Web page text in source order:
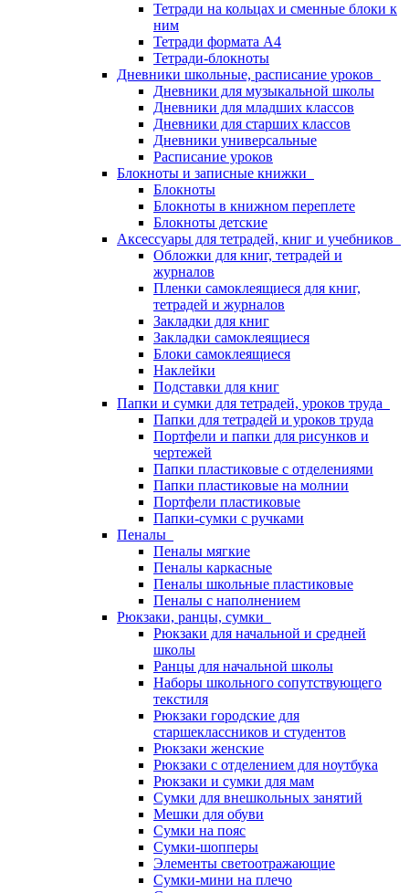
Тетради на кольцах и сменные блоки к
ним
Тетради формата А4
Тетради-блокноты
Дневники школьные, расписание уроков
Дневники для музыкальной школы
Дневники для младших классов
Дневники для старших классов
Дневники универсальные
Расписание уроков
Блокноты и записные книжки
Блокноты
Блокноты в книжном переплете
Блокноты детские
Аксессуары для тетрадей, книг и учебников
Обложки для книг, тетрадей и
журналов
Пленки самоклеящиеся для книг,
тетрадей и журналов
Закладки для книг
Закладки самоклеящиеся
Блоки самоклеящиеся
Наклейки
Подставки для книг
Папки и сумки для тетрадей, уроков труда
Папки для тетрадей и уроков труда
Портфели и папки для рисунков и
чертежей
Папки пластиковые с отделениями
Папки пластиковые на молнии
Портфели пластиковые
Папки-сумки с ручками
Пеналы
Пеналы мягкие
Пеналы каркасные
Пеналы школьные пластиковые
Пеналы с наполнением
Рюкзаки, ранцы, сумки
Рюкзаки для начальной и средней
школы
Ранцы для начальной школы
Наборы школьного сопутствующего
текстиля
Рюкзаки городские для
старшеклассников и студентов
Рюкзаки женские
Рюкзаки с отделением для ноутбука
Рюкзаки и сумки для мам
Сумки для внешкольных занятий
Мешки для обуви
Сумки на пояс
Сумки-шопперы
Элементы светоотражающие
Сумки-мини на плечо